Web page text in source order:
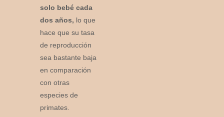
solo bebé cada
dos años, lo que
hace que su tasa
de reproducción
sea bastante baja
en comparación
con otras
especies de
primates.